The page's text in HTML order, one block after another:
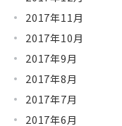
2017年11月
2017年10月
2017年9月
2017年8月
2017年7月
2017年6月